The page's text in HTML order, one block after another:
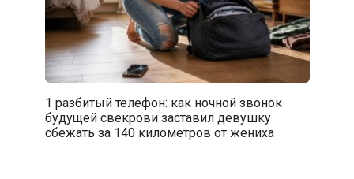
1 разбитый телефон: как ночной звонок
будущей свекрови заставил девушку
сбежать за 140 километров от жениха